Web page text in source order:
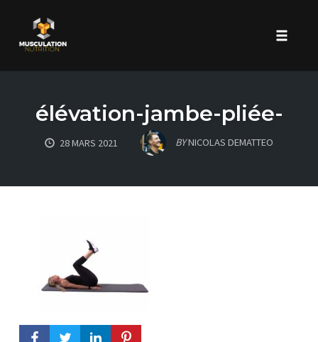
contentélévation-jambe-pliée-
28 MARS 2021 BYNICOLAS DEMATTEO